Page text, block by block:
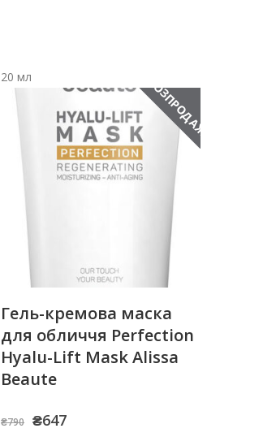
20 мл РОЗПРОДАЖ!
Гель-кремова маска
для обличчя Perfection
Hyalu-Lift Mask Alissa
Beaute
₴790 Оригінальна
₴647Поточна